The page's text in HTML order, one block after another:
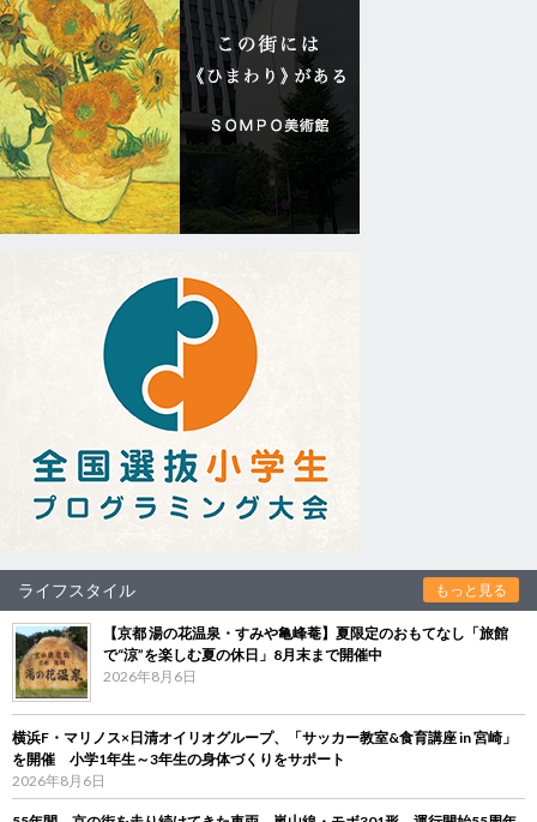
ライフスタイル もっと見る
【京都 湯の花温泉・すみや亀峰菴】夏限定のおもてなし「旅館
で“涼”を楽しむ夏の休日」8月末まで開催中
2026年8月6日
横浜F・マリノス×日清オイリオグループ、「サッカー教室&食育講座 in 宮崎」
を開催 小学1年生～3年生の身体づくりをサポート
2026年8月6日